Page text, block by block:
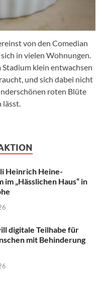
von den Comedian
in vielen Wohnungen.
Stadium klein entwachsen
und sich dabei nicht
roten Blüte
Heinrich Heine-
im „Hässlichen Haus“ in
digitale Teilhabe für
mit Behinderung